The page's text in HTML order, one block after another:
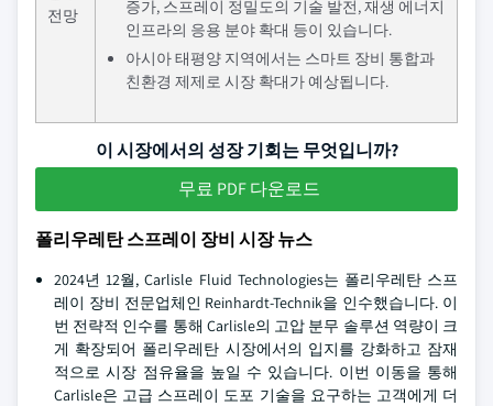
전망
증가, 스프레이 정밀도의 기술 발전, 재생 에너지
인프라의 응용 분야 확대 등이 있습니다.
아시아 태평양 지역에서는 스마트 장비 통합과
친환경 제제로 시장 확대가 예상됩니다.
이 시장에서의 성장 기회는 무엇입니까?
무료 PDF 다운로드
폴리우레탄 스프레이 장비 시장 뉴스
2024년 12월, Carlisle Fluid Technologies는 폴리우레탄 스프
레이 장비 전문업체인 Reinhardt-Technik을 인수했습니다. 이
번 전략적 인수를 통해 Carlisle의 고압 분무 솔루션 역량이 크
게 확장되어 폴리우레탄 시장에서의 입지를 강화하고 잠재
적으로 시장 점유율을 높일 수 있습니다. 이번 이동을 통해
Carlisle은 고급 스프레이 도포 기술을 요구하는 고객에게 더